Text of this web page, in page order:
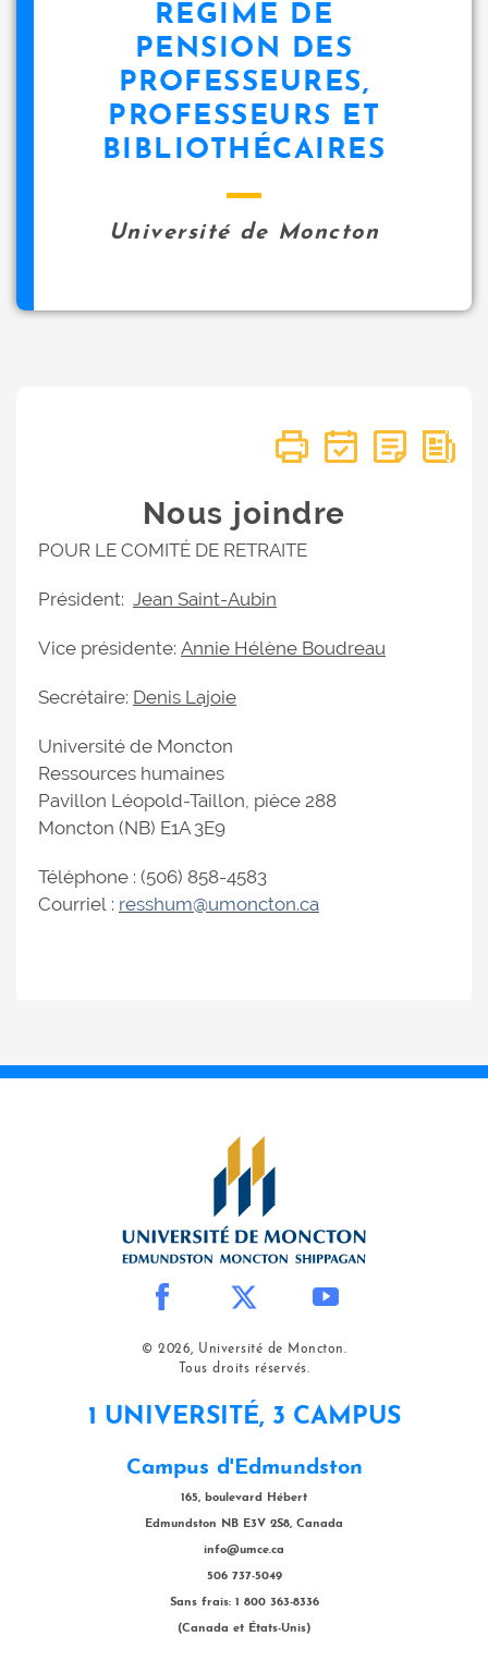
RÉGIME DE
PENSION DES
PROFESSEURES,
PROFESSEURS ET
BIBLIOTHÉCAIRES
Université de Moncton
Nous joindre
POUR LE COMITÉ DE RETRAITE
Président: Jean Saint-Aubin
Vice présidente: Annie Hélène Boudreau
Secrétaire: Denis Lajoie
Université de Moncton
Ressources humaines
Pavillon Léopold-Taillon, pièce 288
Moncton (NB) E1A 3E9
Téléphone : (506) 858-4583
Courriel : resshum@umoncton.ca
© 2026, Université de Moncton.
Tous droits réservés.
1 UNIVERSITÉ, 3 CAMPUS
Campus d'Edmundston
165, boulevard Hébert
Edmundston NB E3V 2S8, Canada
info@umce.ca
506 737-5049
Sans frais: 1 800 363-8336
(Canada et États-Unis)